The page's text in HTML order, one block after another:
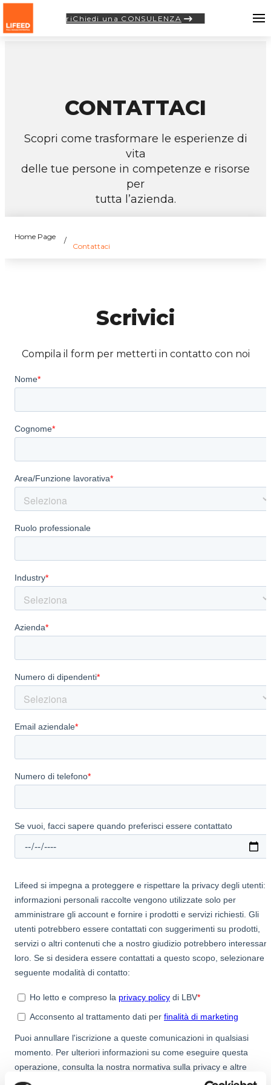
riChiedi una CONSULENZA
CONTATTACI
Scopri come trasformare le esperienze di
vita
delle tue persone in competenze e risorse
per
tutta l’azienda.
Home Page
Contattaci
Scrivici
Compila il form per metterti in contatto con noi